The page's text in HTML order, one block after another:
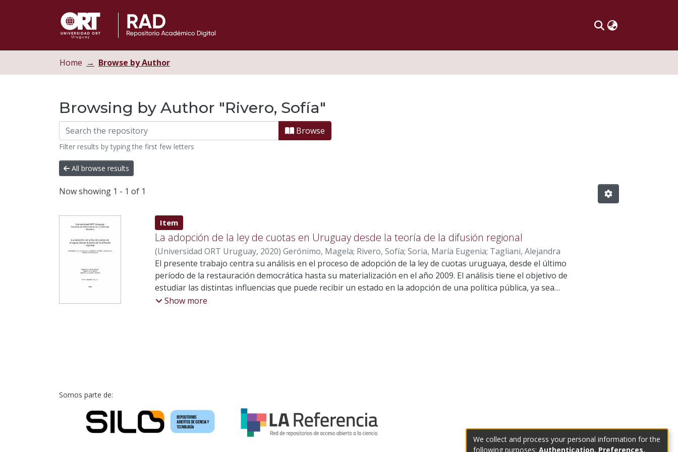
Home Browse by Author
Browsing by Author "Rivero, Sofía"
Browse
Filter results by typing the first few letters
All browse results
Now showing 1 - 1 of 1
Item type:
Item,
La adopción de la ley de cuotas en Uruguay desde la teoría de la difusión regional
(Universidad ORT Uruguay, 2020) Gerónimo, Magela; Rivero, Sofía; Soria, María Eugenia; Tagliani, Alejandra
El presente trabajo centra su análisis en el proceso de adopción de la ley de cuotas uruguaya, desde el último
período de la restauración democrática hasta su materialización en el año 2009. El análisis tiene el objetivo de
estudiar las distintas influencias que puede recibir un estado en la adopción de una política pública, ya sea
desde el ámbito internacional o regional como en el ámbito interno. En un contexto globalizado donde existe
organizadas de la sociedad política y civil en Uruguay. 2.3 Género en el contexto internacional. 2.4 ¿Qué implica
la incorporación del género a las políticas públicas? . 2.4.1 Tipos de política de igualdad de género. 2.4.2
Debate.- 3. Marco teórico.- 3.1 Innovación. 3.2 El concepto de difusión. 3.3 Principales elementos de la difusión.
3.4 La teoría de la difusión. 3.5 ¿Cómo opera la difusión?. 3.6 Modelos explicativos.- 4. Análisis.- 4.1 Ley de
Show more
Somos parte de:
We collect and process your personal information for the
following purposes: Authentication, Preferences,